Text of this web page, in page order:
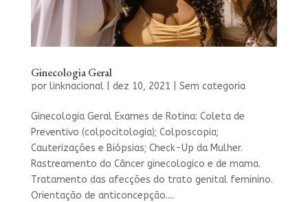
Ginecologia Geral
por linknacional| dez 10, 2021 Sem categoria
Ginecologia Geral Exames de Rotina: Coleta de
Preventivo (colpocitologia); Colposcopia;
Cauterizações e Biópsias; Check-Up da Mulher.
Rastreamento do Câncer ginecologico e de mama.
Tratamento das afecções do trato genital feminino.
Orientação de anticoncepção....